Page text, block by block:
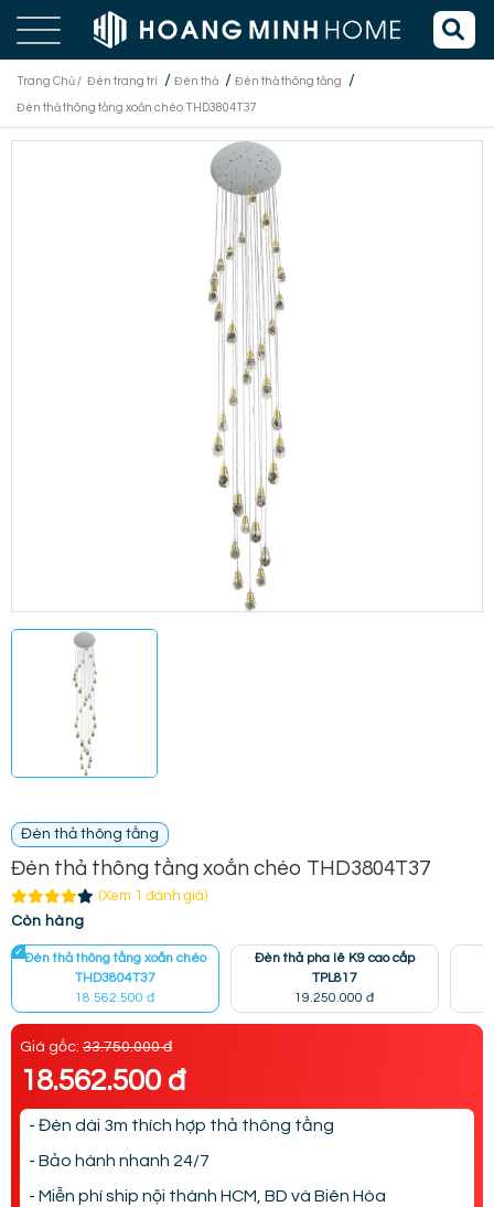
Trang Chủ / Đèn trang trí / Đèn thả / Đèn thả thông tầng /
Đèn thả thông tầng xoắn chéo THD3804T37
Đèn thả thông tầng
Đèn thả thông tầng xoắn chéo THD3804T37
(Xem 1 đánh giá)
Còn hàng
Đèn thả thông tầng xoắn chéo
THD3804T37
18.562.500 đ
Đèn thả pha lê K9 cao cấp
TPL817
19.250.000 đ
Giá gốc: 33.750.000 đ
18.562.500 đ
- Đèn dài 3m thích hợp thả thông tầng
- Bảo hành nhanh 24/7
- Miễn phí ship nội thành HCM, BD và Biên Hòa